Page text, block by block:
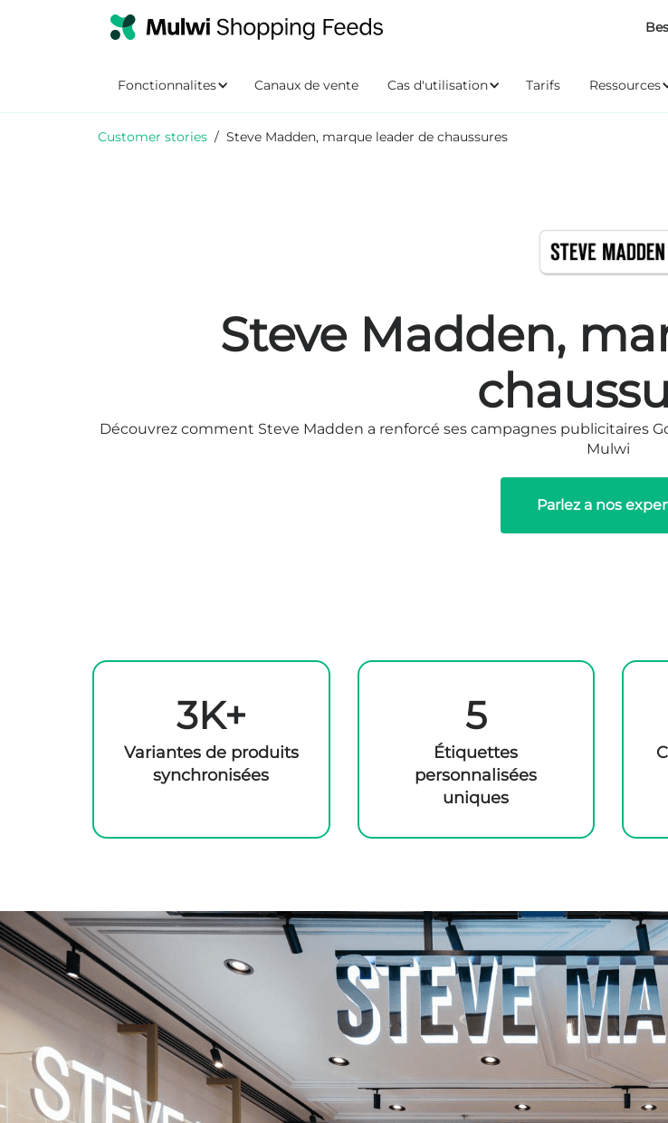
Fonctionnalites Canaux de vente Cas d'utilisation Tarifs Ressources
Customer stories / Steve Madden, marque leader de chaussures
Steve Madden,
Découvrez comment Steve Madden a renforcé ses campagnes publicitaires
Mulwi
Parlez a nos
3K+
Variantes de produits
synchronisées
5
Étiquettes
personnalisées
uniques